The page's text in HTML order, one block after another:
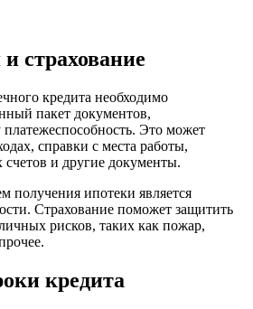
страхование
кредита необходимо
пакет документов,
Это может
справки с места работы,
и другие документы.
получения ипотеки является
Страхование поможет защитить
рисков, таких как пожар,
кредита